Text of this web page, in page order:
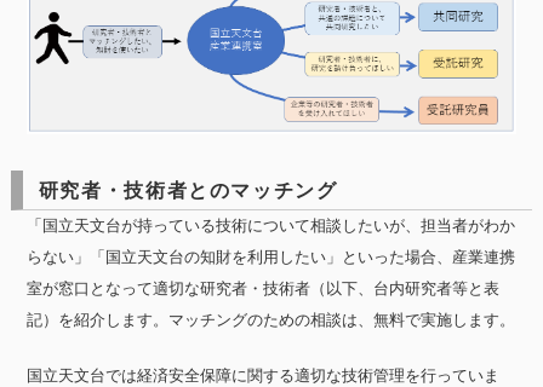
研究者・技術者とのマッチング
「国立天文台が持っている技術について相談したいが、担当者がわか
らない」「国立天文台の知財を利用したい」といった場合、産業連携
室が窓口となって適切な研究者・技術者（以下、台内研究者等と表
記）を紹介します。マッチングのための相談は、無料で実施します。
国立天文台では経済安全保障に関する適切な技術管理を行っていま